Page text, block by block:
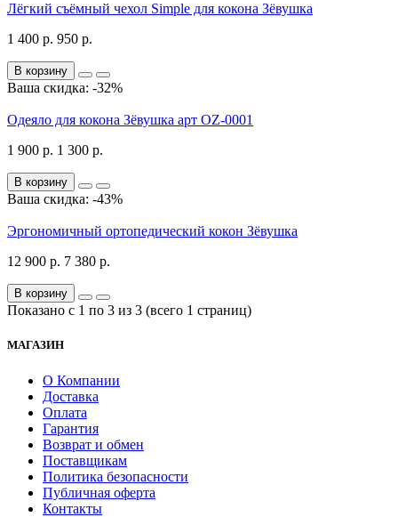
Лёгкий съёмный чехол Simple для кокона Зёвушка
1 400 р. 950 р.
В корзину
Ваша скидка: -32%
Одеяло для кокона Зёвушка арт OZ-0001
1 900 р. 1 300 р.
В корзину
Ваша скидка: -43%
Эргономичный ортопедический кокон Зёвушка
12 900 р. 7 380 р.
В корзину
Показано с 1 по 3 из 3 (всего 1 страниц)
МАГАЗИН
О Компании
Доставка
Оплата
Гарантия
Возврат и обмен
Поставщикам
Политика безопасности
Публичная оферта
Контакты